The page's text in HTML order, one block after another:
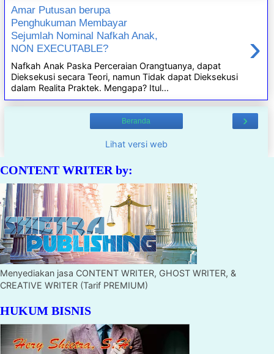
Amar Putusan berupa
Penghukuman Membayar
Sejumlah Nominal Nafkah Anak,
NON EXECUTABLE?
›
Nafkah Anak Paska Perceraian Orangtuanya, dapat
Dieksekusi secara Teori, namun Tidak dapat Dieksekusi
dalam Realita Praktek. Mengapa? Itul...
›
Beranda
Lihat versi web
CONTENT WRITER by:
Menyediakan jasa CONTENT WRITER, GHOST WRITER, &
CREATIVE WRITER (Tarif PREMIUM)
HUKUM BISNIS